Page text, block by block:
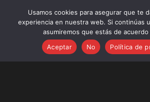
miércoles, agosto 5, 2026
Frases nuevas:
Frases sobre Soluciones Ecológicas
Jardines Sostenibles e Inteligentes
25 Frases Navideñas para Empresas:
Profesionales para tus Clientes
Usamos cookies para asegurar que te
experiencia en nuestra web. Si continúas
asumiremos que estás de
Aceptar
No Política de